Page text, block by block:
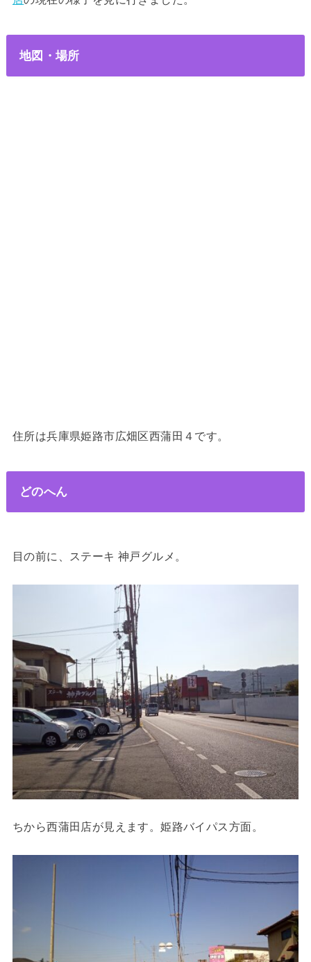
地図・場所
住所は兵庫県姫路市広畑区西蒲田４です。
どのへん
目の前に、ステーキ 神戸グルメ。
ちから西蒲田店が見えます。姫路バイパス方面。